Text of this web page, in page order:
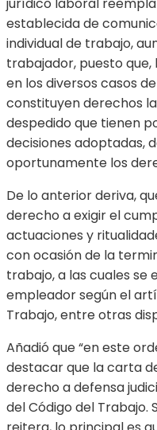
establecida de
individual de trabajo,
trabajador, puesto
en los diversos casos
constituyen derechos
despedido que tienen
decisiones adoptadas,
oportunamente los
De lo anterior deriva,
derecho a exigir el
actuaciones y
con ocasión de la
trabajo, a las cuales se
empleador según el
Trabajo, entre otras
Añadió que “en este
destacar que la carta
derecho a defensa
del Código del Trabajo.